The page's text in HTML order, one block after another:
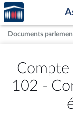
Aller au contenu
Aller en bas de la
Accèder
à la
page
d'accueil
Documents
Compte
102 -